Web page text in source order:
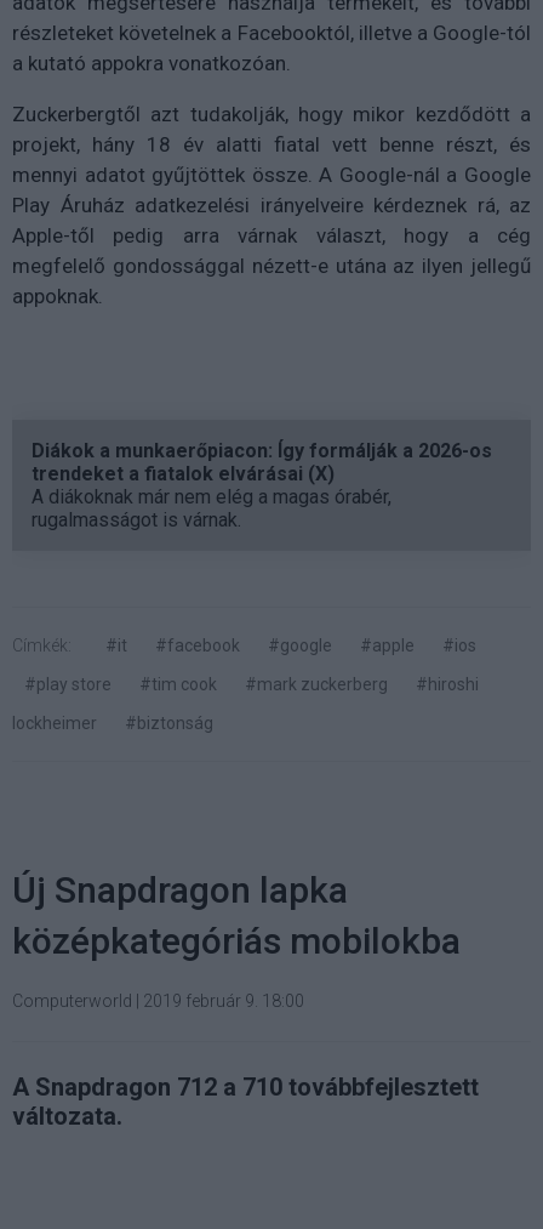
részleteket követelnek a Facebooktól, illetve a Google-tól
a kutató appokra vonatkozóan.
Zuckerbergtől azt tudakolják, hogy mikor kezdődött a
projekt, hány 18 év alatti fiatal vett benne részt, és
mennyi adatot gyűjtöttek össze. A Google-nál a Google
Play Áruház adatkezelési irányelveire kérdeznek rá, az
Apple-től pedig arra várnak választ, hogy a cég
megfelelő gondossággal nézett-e utána az ilyen jellegű
appoknak.
Diákok a munkaerőpiacon: Így formálják a 2026-os
trendeket a fiatalok elvárásai (X)
A diákoknak már nem elég a magas órabér,
rugalmasságot is várnak.
Címkék: #it #facebook #google #apple
#ios
#play store
#tim cook #mark zuckerberg
#hiroshi
lockheimer
#biztonság
Új Snapdragon lapka
középkategóriás mobilokba
Computerworld 2019 február 9. 18:00
A Snapdragon 712 a 710 továbbfejlesztett
változata.